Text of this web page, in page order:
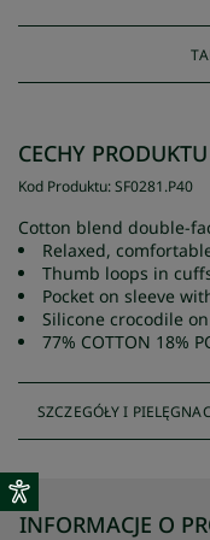
CECHY PRODUKTU
Kod Produktu:SF0281.P40
Cotton blend double-
Relaxed,
Thumb loops in
Pocket on sleeve
Silicone crocodile
77% COTTON 18%
SZCZEGÓŁY I
INFORMACJE O